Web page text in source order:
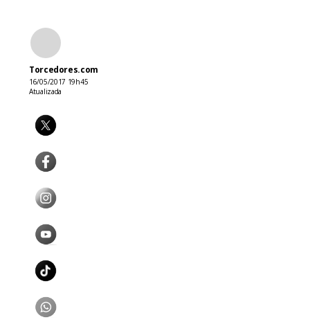
Torcedores.com
16/05/2017 19h45
Atualizada